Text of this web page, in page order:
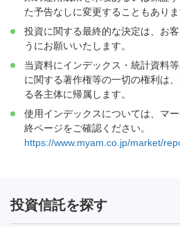
た予告なしに変更することもありま
投資に関する最終的な決定は、お
うにお願いいたします。
当資料にインデックス・統計資料
に関する著作権等の一切の権利は
る各主体に帰属します。
使用インデックスについては、マ
終ページをご確認ください。
https://www.myam.co.jp/market/
投資信託を探す